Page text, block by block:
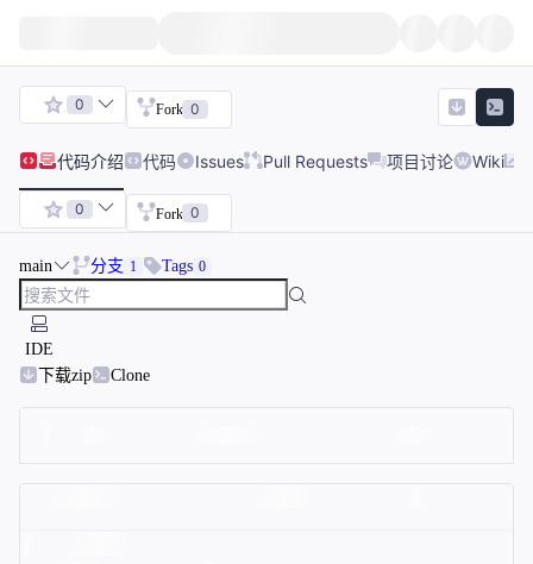
0 Fork 0
代码介绍 代码 Issues Pull Requests 项目讨论 Wiki
0 Fork 0
main 分支 1 Tags 0
IDE
下载zip
Clone